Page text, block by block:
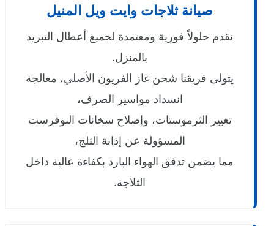
صيانة ثلاجات وايت ويل المنيل
نقدم حلولاً فورية ومعتمدة لجميع أعطال التبريد
بالمنزل.
يتولى فريقنا شحن غاز الفريون الأصلي، معالجة
انسداد مواسير الصرف،
تغيير الثرموستات، وإصلاح سخانات النوفرست
المسؤولة عن إذابة الثلج،
مما يضمن تدفق الهواء البارد بكفاءة عالية داخل
الثلاجة.